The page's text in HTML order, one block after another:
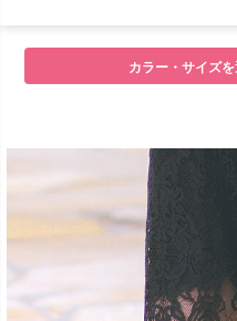
カラー・サイズ